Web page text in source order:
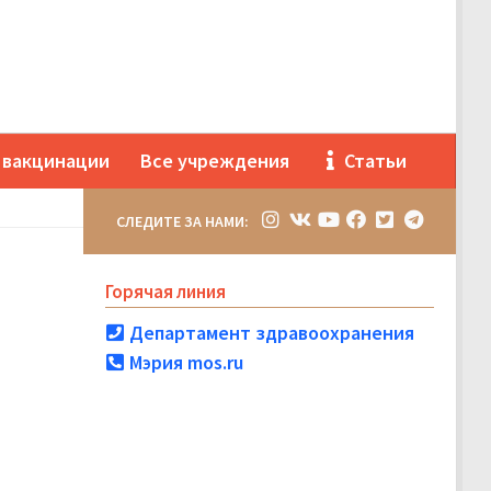
Все учреждения Статьи
СЛЕДИТЕ ЗА НАМИ:
Горячая линия
Департамент здравоохранения
Мэрия mos.ru